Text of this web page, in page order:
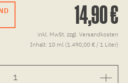
14,90 €
inkl. MwSt. zzgl. Versandkosten
Inhalt: 10 ml (1.490,00 € / 1 Liter)